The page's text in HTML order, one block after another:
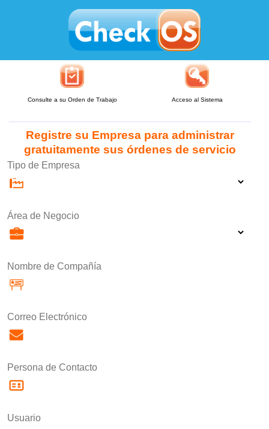
Consulte a su Orden de Trabajo Acceso al Sistema
Registre su Empresa para administrar
gratuitamente sus órdenes de servicio
Tipo de Empresa
Área de Negocio
Nombre de Compañía
Correo Electrónico
Persona de Contacto
Usuario